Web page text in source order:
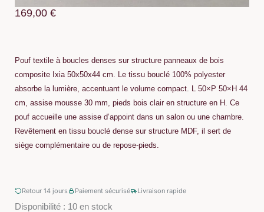
169,00 €
Pouf textile à boucles denses sur structure panneaux de bois
composite Ixia 50x50x44 cm. Le tissu bouclé 100% polyester
absorbe la lumière, accentuant le volume compact. L 50×P 50×H 44
cm, assise mousse 30 mm, pieds bois clair en structure en H. Ce
pouf accueille une assise d’appoint dans un salon ou une chambre.
Revêtement en tissu bouclé dense sur structure MDF, il sert de
siège complémentaire ou de repose-pieds.
Retour 14 jours Paiement sécurisé Livraison rapide
Disponibilité : 10 en stock
quantité